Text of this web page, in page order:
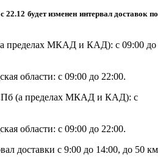
будет изменен интервал доставок по
МКАД и КАД): с 09:00 до
области: с 09:00 до 22:00.
(а пределах МКАД и КАД): с
области: с 09:00 до 22:00.
доставки с 9:00 до 14:00, до 50 км